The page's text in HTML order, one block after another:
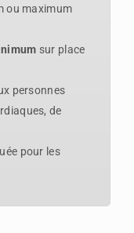
ou maximum
sur place
personnes
de
pour les